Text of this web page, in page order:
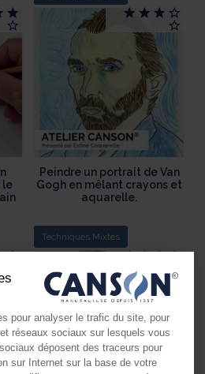
le
Peindre un portrait de Van
Gogh en mêlant crayons et
aquarelle.
Techniques Mixtes
pour analyser le trafic du site, pour
réseaux sociaux sur lesquels vous
déposent des traceurs pour
sur Internet sur la base de votre